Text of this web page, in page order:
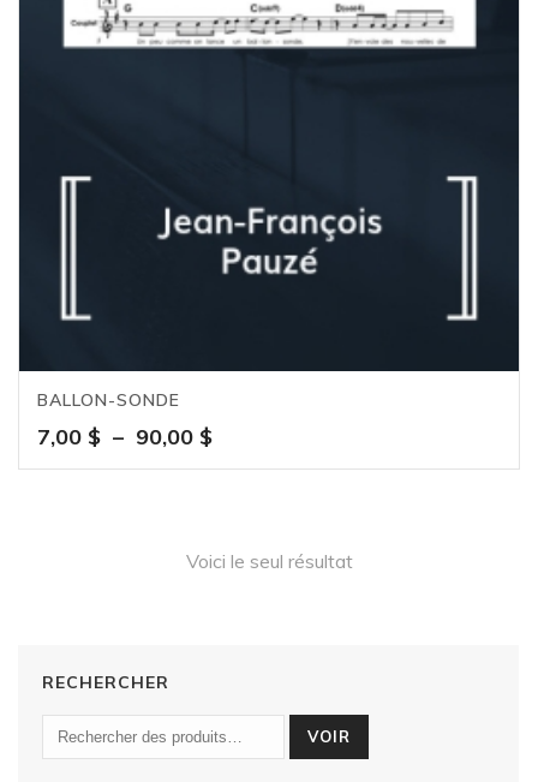
BALLON-SONDE
7,00 $ – 90,00 $Plage
de
90,00 $
Voici le seul résultat
RECHERCHER
VOIR